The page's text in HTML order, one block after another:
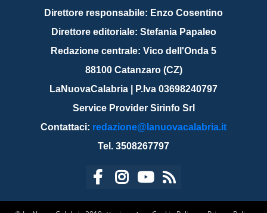
Direttore responsabile: Enzo Cosentino
Direttore editoriale: Stefania Papaleo
Redazione centrale: Vico dell'Onda 5
88100 Catanzaro (CZ)
LaNuovaCalabria | P.Iva 03698240797
Service Provider Sirinfo Srl
Contattaci: redazione@lanuovacalabria.it
Tel. 3508267797